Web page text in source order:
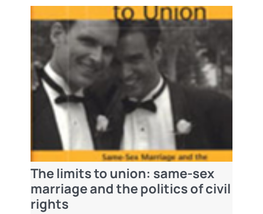
The limits to union: same-sex
marriage and the politics of civil
rights